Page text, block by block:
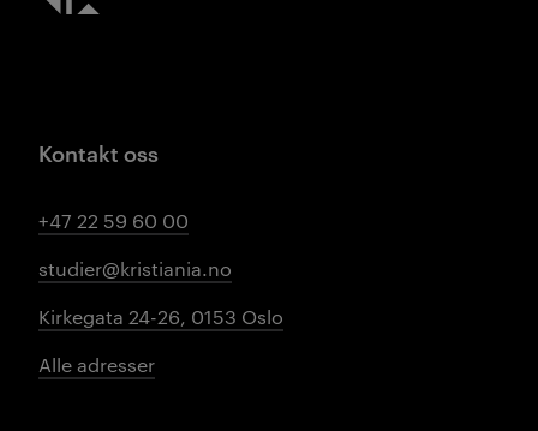
Kontakt oss
+47 22 59 60 00
studier@kristiania.no
Kirkegata 24-26, 0153 Oslo
Alle adresser